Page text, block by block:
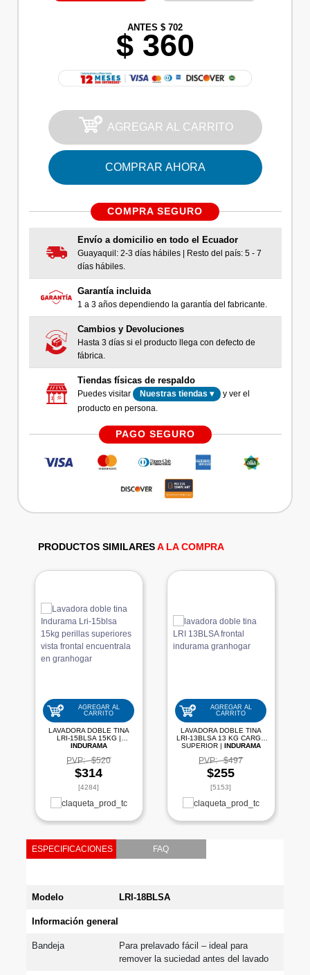
ANTES $ 702
$ 360
AGREGAR AL CARRITO
COMPRAR AHORA
COMPRA SEGURO
Envío a domicilio en todo el Ecuador
Guayaquil: 2-3 días hábiles | Resto del país: 5 - 7
días hábiles.
Garantía incluida
1 a 3 años dependiendo la garantía del fabricante.
Cambios y Devoluciones
Hasta 3 días si el producto llega con defecto de
fábrica.
Tiendas físicas de respaldo
Puedes visitar Nuestras tiendas ▾
y ver el
producto en persona.
PAGO SEGURO
PRODUCTOS SIMILARESA LA COMPRA
AGREGAR AL
CARRITO
LAVADORA DOBLE TINA
LRI-15BLSA 15KG |
INDURAMA
PVP: $520
$314
[4284]
AGREGAR AL
CARRITO
LAVADORA DOBLE TINA
LRI-13BLSA 13 KG CARGA
SUPERIOR | INDURAMA
PVP: $497
$255
[5153]
ESPECIFICACIONES FAQ
Modelo LRI-18BLSA
Información general
Bandeja
Para prelavado fácil – ideal para
remover la suciedad antes del lavado